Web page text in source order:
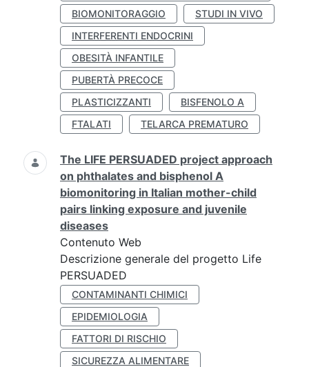
BIOMONITORAGGIO
STUDI IN VIVO
INTERFERENTI ENDOCRINI
OBESITÀ INFANTILE
PUBERTÀ PRECOCE
PLASTICIZZANTI
BISFENOLO A
FTALATI
TELARCA PREMATURO
The LIFE PERSUADED project approach
on phthalates and bisphenol A
biomonitoring in Italian mother-child
pairs linking exposure and juvenile
diseases
Contenuto Web
Descrizione generale del progetto Life
PERSUADED
CONTAMINANTI CHIMICI
EPIDEMIOLOGIA
FATTORI DI RISCHIO
SICUREZZA ALIMENTARE